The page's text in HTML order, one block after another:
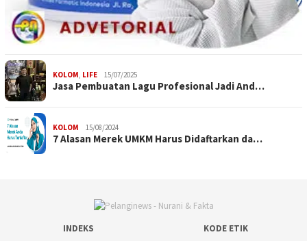
KOLOM LIFE 15/07/2025
Jasa Pembuatan Lagu Profesional Jadi And…
KOLOM 15/08/2024
7 Alasan Merek UMKM Harus Didaftarkan da…
INDEKS KODE ETIK